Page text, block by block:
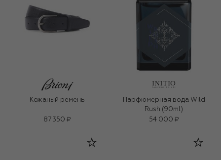
Кожаный ремень
87 350 ₽
Парфюмерная вода Wild
Rush (90ml)
54 000 ₽